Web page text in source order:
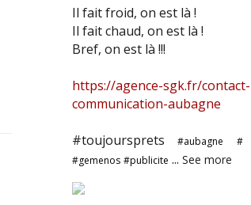
Il fait froid, on est là !
Il fait chaud, on est là !
Bref, on est là !!!
https://agence-sgk.fr/contact-
communication-aubagne
#toujoursprets#aubagne #
#gemenos #publicite ... See more